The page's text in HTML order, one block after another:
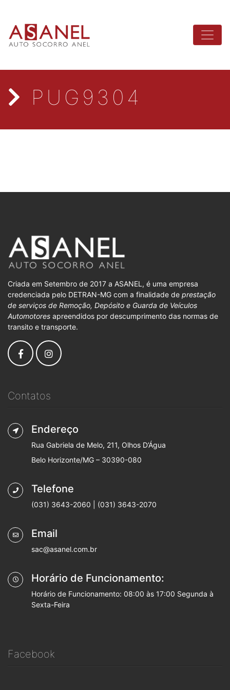
PUG9304
Criada em Setembro de 2017 a ASANEL, é uma empresa
credenciada pelo DETRAN-MG com a finalidade de prestação
de serviços de Remoção, Depósito e Guarda de Veículos
Automotores apreendidos por descumprimento das normas de
transito e transporte.
Contatos
Endereço
Rua Gabriela de Melo, 211, Olhos D’Água
Belo Horizonte/MG – 30390-080
Telefone
(031) 3643-2060 | (031) 3643-2070
Email
sac@asanel.com.br
Horário de Funcionamento:
Horário de Funcionamento: 08:00 às 17:00 Segunda à
Sexta-Feira
Facebook